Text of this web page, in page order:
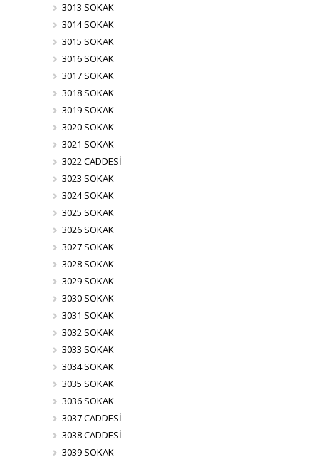
3013 SOKAK
3014 SOKAK
3015 SOKAK
3016 SOKAK
3017 SOKAK
3018 SOKAK
3019 SOKAK
3020 SOKAK
3021 SOKAK
3022 CADDESİ
3023 SOKAK
3024 SOKAK
3025 SOKAK
3026 SOKAK
3027 SOKAK
3028 SOKAK
3029 SOKAK
3030 SOKAK
3031 SOKAK
3032 SOKAK
3033 SOKAK
3034 SOKAK
3035 SOKAK
3036 SOKAK
3037 CADDESİ
3038 CADDESİ
3039 SOKAK